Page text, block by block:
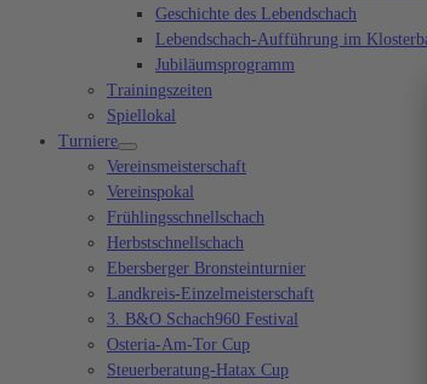
Geschichte des Lebendschach
Lebendschach-Aufführung im
Jubiläumsprogramm
Trainingszeiten
Spiellokal
Turniere
Vereinsmeisterschaft
Vereinspokal
Frühlingsschnellschach
Herbstschnellschach
Ebersberger Bronsteinturnier
Landkreis-Einzelmeisterschaft
3. B&O Schach960 Festival
Osteria-Am-Tor Cup
Steuerberatung-Hatax Cup